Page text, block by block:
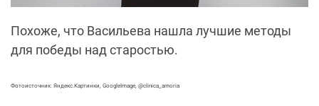
Похоже, что Васильева нашла лучшие методы
для победы над старостью.
Фотоисточник: Яндекс.Картинки, GoogleImage, @clinica_amoria